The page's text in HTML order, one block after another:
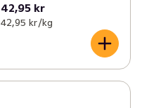
42,95 kr
42,95 kr /kg